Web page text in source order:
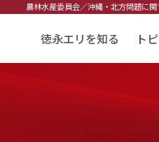
農林水産委員会／沖縄・北方問題に
徳永エリを知る ト